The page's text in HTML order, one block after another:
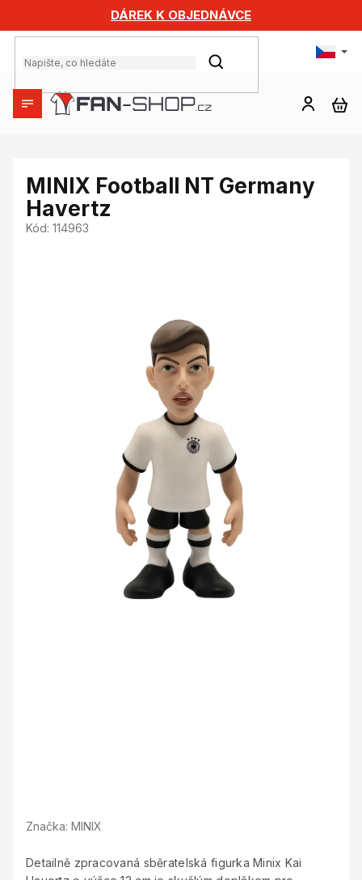
obsah
DÁREK K OBJEDNÁVCE
HLEDAT
MINIX Football NT Germany
Havertz
Kód: 114963
Značka: MINIX
Detailně zpracovaná sběratelská figurka Minix Kai